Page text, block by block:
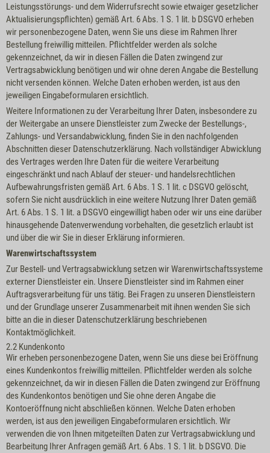
Leistungsstörungs- und dem Widerrufsrecht sowie etwaiger gesetzlicher
Aktualisierungspflichten) gemäß Art. 6 Abs. 1 S. 1 lit. b DSGVO erheben
wir personenbezogene Daten, wenn Sie uns diese im Rahmen Ihrer
Bestellung freiwillig mitteilen. Pflichtfelder werden als solche
gekennzeichnet, da wir in diesen Fällen die Daten zwingend zur
Vertragsabwicklung benötigen und wir ohne deren Angabe die Bestellung
nicht versenden können. Welche Daten erhoben werden, ist aus den
jeweiligen Eingabeformularen ersichtlich.
Weitere Informationen zu der Verarbeitung Ihrer Daten, insbesondere zu
der Weitergabe an unsere Dienstleister zum Zwecke der Bestellungs-,
Zahlungs- und Versandabwicklung, finden Sie in den nachfolgenden
Abschnitten dieser Datenschutzerklärung. Nach vollständiger Abwicklung
des Vertrages werden Ihre Daten für die weitere Verarbeitung
eingeschränkt und nach Ablauf der steuer- und handelsrechtlichen
Aufbewahrungsfristen gemäß Art. 6 Abs. 1 S. 1 lit. c DSGVO gelöscht,
sofern Sie nicht ausdrücklich in eine weitere Nutzung Ihrer Daten gemäß
Art. 6 Abs. 1 S. 1 lit. a DSGVO eingewilligt haben oder wir uns eine darüber
hinausgehende Datenverwendung vorbehalten, die gesetzlich erlaubt ist
und über die wir Sie in dieser Erklärung informieren.
Warenwirtschaftssystem
Zur Bestell- und Vertragsabwicklung setzen wir Warenwirtschaftssysteme
externer Dienstleister ein. Unsere Dienstleister sind im Rahmen einer
Auftragsverarbeitung für uns tätig. Bei Fragen zu unseren Dienstleistern
und der Grundlage unserer Zusammenarbeit mit ihnen wenden Sie sich
bitte an die in dieser Datenschutzerklärung beschriebenen
Kontaktmöglichkeit.
2.2 Kundenkonto
Wir erheben personenbezogene Daten, wenn Sie uns diese bei Eröffnung
eines Kundenkontos freiwillig mitteilen. Pflichtfelder werden als solche
gekennzeichnet, da wir in diesen Fällen die Daten zwingend zur Eröffnung
des Kundenkontos benötigen und Sie ohne deren Angabe die
Kontoeröffnung nicht abschließen können. Welche Daten erhoben
werden, ist aus den jeweiligen Eingabeformularen ersichtlich. Wir
verwenden die von Ihnen mitgeteilten Daten zur Vertragsabwicklung und
Bearbeitung Ihrer Anfragen gemäß Art. 6 Abs. 1 S. 1 lit. b DSGVO. Die